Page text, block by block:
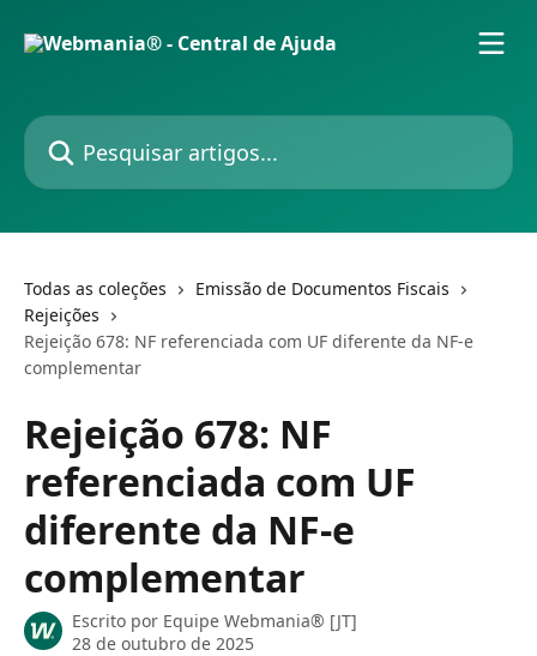
Pesquisar artigos...
Todas as coleções
Emissão de Documentos Fiscais
Rejeições
Rejeição 678: NF referenciada com UF diferente da NF-e
complementar
Rejeição 678: NF
referenciada com UF
diferente da NF-e
complementar
Escrito por Equipe Webmania® [JT]
28 de outubro de 2025